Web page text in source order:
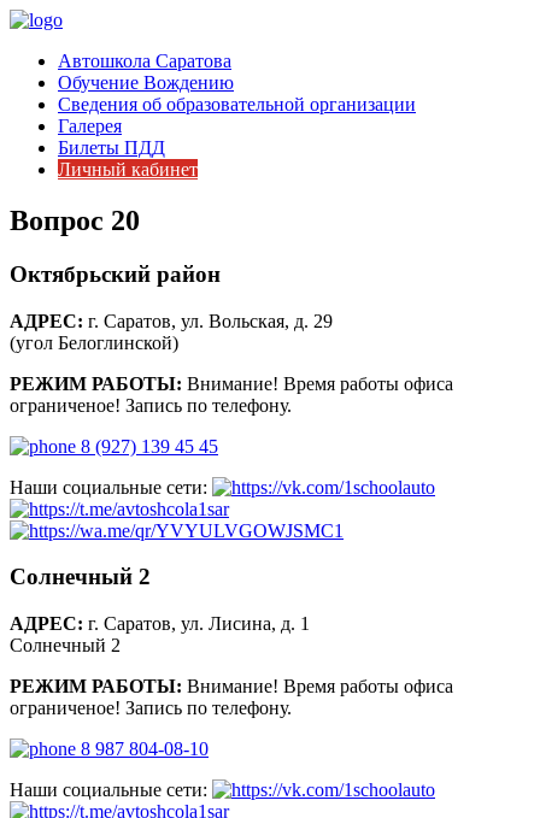
Автошкола Саратова
Обучение Вождению
Сведения об образовательной организации
Галерея
Билеты ПДД
Личный кабинет
Вопрос 20
Октябрьский район
АДРЕС: г. Саратов, ул. Вольская, д. 29
(угол Белоглинской)
РЕЖИМ РАБОТЫ: Внимание! Время работы офиса
ограниченое! Запись по телефону.
8 (927) 139 45 45
Наши социальные сети:
Солнечный 2
АДРЕС: г. Саратов, ул. Лисина, д. 1
Солнечный 2
РЕЖИМ РАБОТЫ: Внимание! Время работы офиса
ограниченое! Запись по телефону.
8 987 804-08-10
Наши социальные сети: